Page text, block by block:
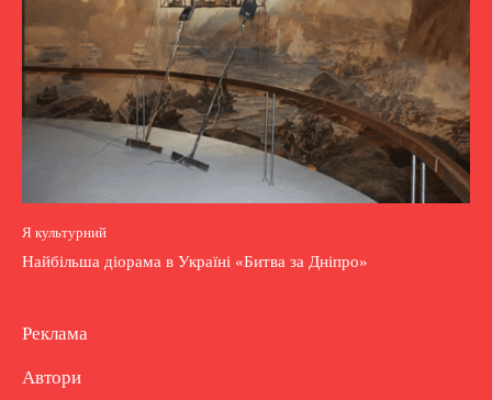
Я культурний
Найбільша діорама в Україні «Битва за Дніпро»
Реклама
Автори